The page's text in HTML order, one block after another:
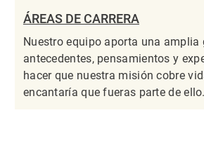
ÁREAS DE CARRERA
Nuestro equipo aporta una amplia
antecedentes, pensamientos y
hacer que nuestra misión cobre
encantaría que fueras parte de ello.